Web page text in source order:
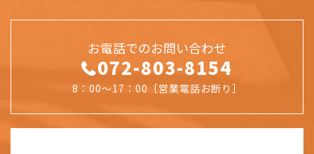
お電話でのお問い合わせ
072-803-8154
8：00～17：00［営業電話お断り］